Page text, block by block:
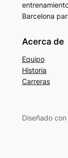
Barcelona
Acerca de
Equipo
Historia
Carreras
Diseñado con